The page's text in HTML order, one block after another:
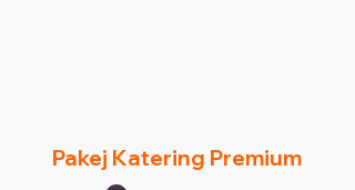
Pakej Katering Premium